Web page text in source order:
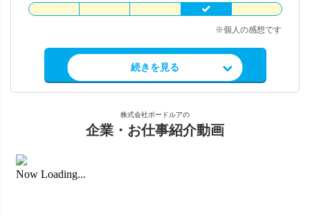
※個人の感想です
求人情報を見る
続きを見る
株式会社ボードルアの
企業・お仕事紹介動画